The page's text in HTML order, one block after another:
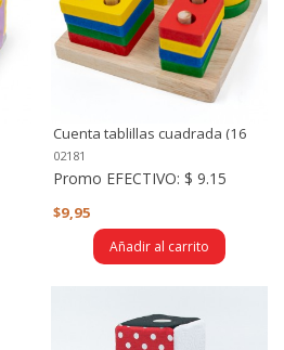
Cuenta tablillas cuadrada (16
piezas)
02181
Promo EFECTIVO:$ 9.15
$9,95
Añadir al carrito